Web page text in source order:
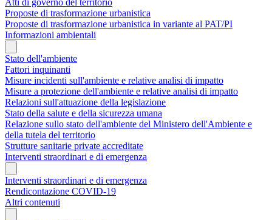
Proposte di trasformazione urbanistica
Proposte di trasformazione urbanistica in variante al PAT/PI
Informazioni ambientali
Stato dell'ambiente
Fattori inquinanti
Misure incidenti sull'ambiente e relative analisi di impatto
Misure a protezione dell'ambiente e relative analisi di impatto
Relazioni sull'attuazione della legislazione
Stato della salute e della sicurezza umana
Relazione sullo stato dell'ambiente del Ministero dell'Ambiente e
della tutela del territorio
Strutture sanitarie private accreditate
Interventi straordinari e di emergenza
Interventi straordinari e di emergenza
Rendicontazione COVID-19
Altri contenuti